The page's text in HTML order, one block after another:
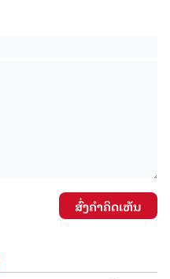
ສົ່ງຄໍາຄິດເຫັນ